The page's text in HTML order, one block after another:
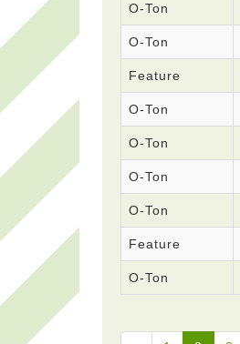
O-Ton
O-Ton
Feature
O-Ton
O-Ton
O-Ton
O-Ton
Feature
O-Ton